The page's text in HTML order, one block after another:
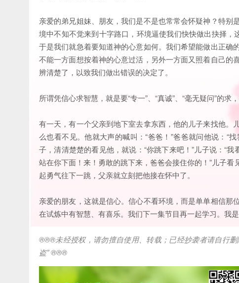
亲爱的弟兄姐妹、朋友，我们是不是也常常会怀疑神？特
境中不知不觉来到十字路口，环境逼使我们快快做出抉择，
于是我们就急着要知道神的心意如何。我们希望能做出正
不能一方面想按着神的心意过活，另外一方面又照着自己
辨清楚了，以致我们做出错误的决定了。
所谓凭信心求智慧，就是要“专一”、“真诚”、“毫无疑问”的求
有一天，有一个父亲到地下室去拿东西，他的儿子来找他
么也看不见。他就大声的喊叫：“爸爸！”爸爸就问他说：“
子，清清楚楚的看见他，就说：“你跳下来吧！”儿子说：“
站在你下面！来！勇敢的跳下来，爸爸会接住你的！”儿子
起勇气往下一跳，父亲就立刻把他接在怀中了。
亲爱的朋友，这就是信心。信心不看环境，而是单单相信
在试炼中有智慧、有喜乐。我们下一集节目再一起学习。我
®®®未经授权，请勿擅自使用、转载；已经抄袭者请自行
盗” ®®®